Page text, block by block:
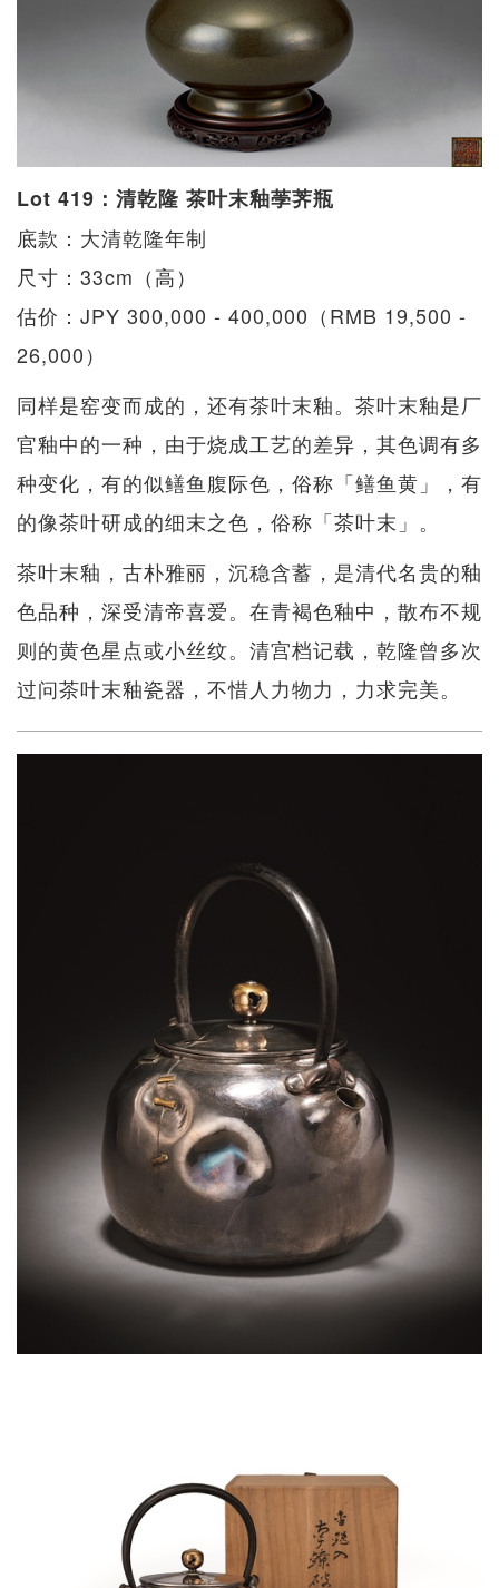
Lot 419：清乾隆 茶叶末釉荸荠瓶
底款：大清乾隆年制
尺寸：33cm（高）
估价：JPY 300,000 - 400,000（RMB 19,500 -
26,000）
同样是窑变而成的，还有茶叶末釉。茶叶末釉是厂
官釉中的一种，由于烧成工艺的差异，其色调有多
种变化，有的似鳝鱼腹际色，俗称「鳝鱼黄」，有
的像茶叶研成的细末之色，俗称「茶叶末」。
茶叶末釉，古朴雅丽，沉稳含蓄，是清代名贵的釉
色品种，深受清帝喜爱。在青褐色釉中，散布不规
则的黄色星点或小丝纹。清宫档记载，乾隆曾多次
过问茶叶末釉瓷器，不惜人力物力，力求完美。